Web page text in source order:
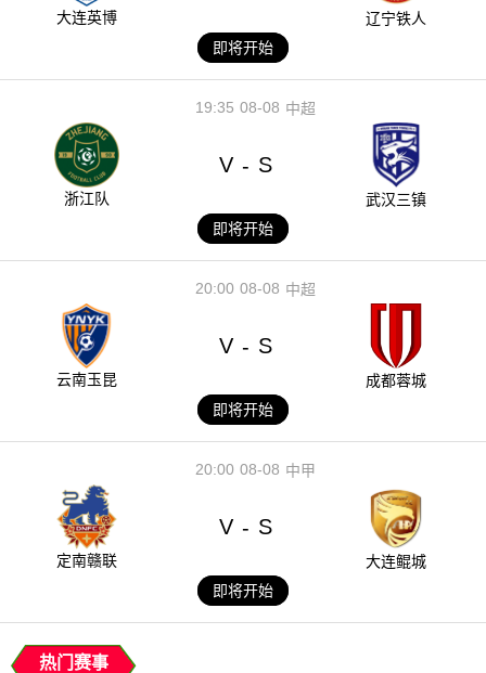
大连英博
辽宁铁人
即将开始
08-08
19:35 中超
浙江队
V - S
武汉三镇
即将开始
08-08
20:00 中超
云南玉昆
V - S
成都蓉城
即将开始
08-08
20:00 中甲
定南赣联
V - S
大连鲲城
即将开始
热门赛事